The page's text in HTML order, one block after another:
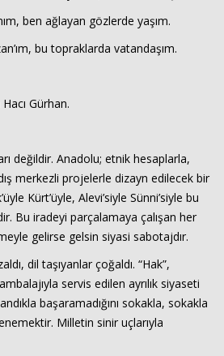
ben ağlayan gözlerde yaşım.
bu topraklarda vatandaşım.
Gürhan.
değildir. Anadolu; etnik hesaplarla,
merkezli projelerle dizayn edilecek bir
Kürt’üyle, Alevi’siyle Sünni’siyle bu
Bu iradeyi parçalamaya çalışan her
gelirse gelsin siyasi sabotajdır.
dil taşıyanlar çoğaldı. “Hak”,
servis edilen ayrılık siyaseti
başaramadığını sokakla, sokakla
Milletin sinir uçlarıyla